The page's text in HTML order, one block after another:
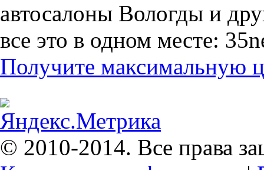
автосалоны Вологды и
все это в одном месте:
Получите максимальную
© 2010-2014. Все права